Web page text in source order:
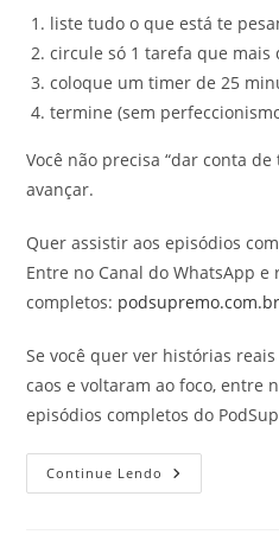
liste tudo o que está te
circule só 1 tarefa que mais
coloque um timer de 25
termine (sem
Você não precisa “dar conta
avançar.
Quer assistir aos episódios
Entre no Canal do WhatsApp e
completos:
Se você quer ver histórias
caos e voltaram ao foco, entre
episódios completos do
Continue Lendo Motivação
—